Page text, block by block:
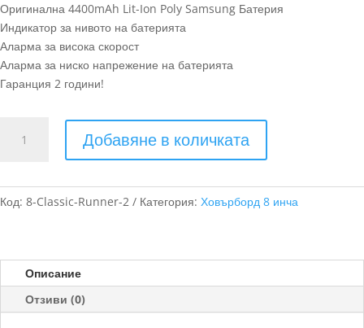
Оригинална 4400mAh Lit-Ion Poly Samsung Батерия
Индикатор за нивото на батерията
Аларма за висока скорост
Аларма за ниско напрежение на батерията
Гаранция 2 години!
инча
Добавяне в количката
Код: 8-Classic-Runner-2 Категория: Ховърборд 8 инча
Описание
Отзиви (0)